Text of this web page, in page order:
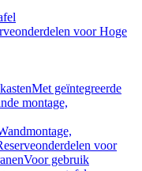
voor Hoge
Met geïntegreerde
montage,
voor
Voor gebruik